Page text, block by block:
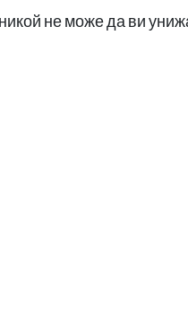
не може да ви